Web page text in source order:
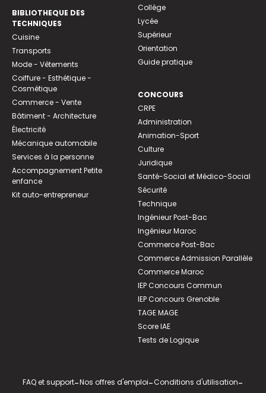
BIBLIOTHEQUE DES
TECHNIQUES
Cuisine
Transports
Mode - Vêtements
Coiffure - Esthétique -
Cosmétique
Commerce - Vente
Bâtiment - Architecture
Électricité
Mécanique automobile
Services à la personne
Accompagnement Petite
enfance
Kit auto-entrepreneur
Collège
Lycée
Supérieur
Orientation
Guide pratique
CONCOURS
CRPE
Administration
Animation-Sport
Culture
Juridique
Santé-Social et Médico-Social
Sécurité
Technique
Ingénieur Post-Bac
Ingénieur Maroc
Commerce Post-Bac
Commerce Admission Parallèle
Commerce Maroc
IEP Concours Commun
IEP Concours Grenoble
TAGE MAGE
Score IAE
Tests de Logique
FAQ et support-Nos offres d'emploi-Conditions d'utilisation-